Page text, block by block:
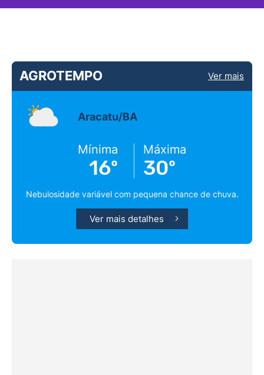
AGROTEMPO Ver mais
Aracatu/BA
Mínima
16º
Máxima
30º
Nebulosidade variável com pequena chance de chuva.
Ver mais detalhes